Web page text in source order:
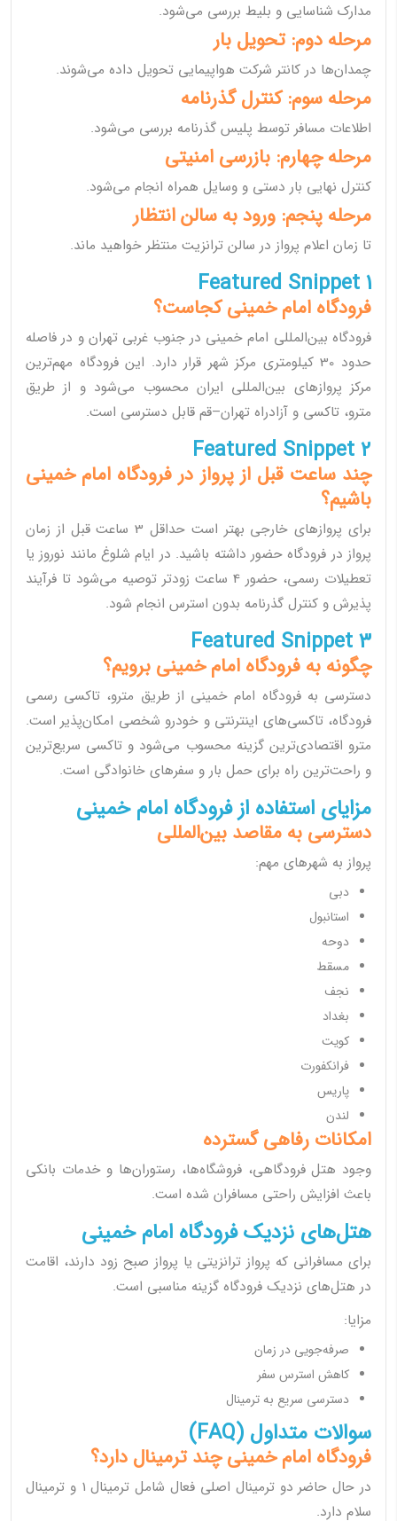
مدارک شناسایی و بلیط بررسی می‌شود.
مرحله دوم: تحویل بار
چمدان‌ها در کانتر شرکت هواپیمایی تحویل داده می‌شوند.
مرحله سوم: کنترل گذرنامه
اطلاعات مسافر توسط پلیس گذرنامه بررسی می‌شود.
مرحله چهارم: بازرسی امنیتی
کنترل نهایی بار دستی و وسایل همراه انجام می‌شود.
مرحله پنجم: ورود به سالن انتظار
تا زمان اعلام پرواز در سالن ترانزیت منتظر خواهید ماند.
Featured Snippet 1
فرودگاه امام خمینی کجاست؟
فرودگاه بین‌المللی امام خمینی در جنوب غربی تهران و در فاصله
حدود 30 کیلومتری مرکز شهر قرار دارد. این فرودگاه مهم‌ترین
مرکز پروازهای بین‌المللی ایران محسوب می‌شود و از طریق
مترو، تاکسی و آزادراه تهران–قم قابل دسترسی است.
Featured Snippet 2
چند ساعت قبل از پرواز در فرودگاه امام خمینی
باشیم؟
برای پروازهای خارجی بهتر است حداقل 3 ساعت قبل از زمان
پرواز در فرودگاه حضور داشته باشید. در ایام شلوغ مانند نوروز یا
تعطیلات رسمی، حضور 4 ساعت زودتر توصیه می‌شود تا فرآیند
پذیرش و کنترل گذرنامه بدون استرس انجام شود.
Featured Snippet 3
چگونه به فرودگاه امام خمینی برویم؟
دسترسی به فرودگاه امام خمینی از طریق مترو، تاکسی رسمی
فرودگاه، تاکسی‌های اینترنتی و خودرو شخصی امکان‌پذیر است.
مترو اقتصادی‌ترین گزینه محسوب می‌شود و تاکسی سریع‌ترین
و راحت‌ترین راه برای حمل بار و سفرهای خانوادگی است.
مزایای استفاده از فرودگاه امام خمینی
دسترسی به مقاصد بین‌المللی
پرواز به شهرهای مهم:
دبی
استانبول
دوحه
مسقط
نجف
بغداد
کویت
فرانکفورت
پاریس
لندن
امکانات رفاهی گسترده
وجود هتل فرودگاهی، فروشگاه‌ها، رستوران‌ها و خدمات بانکی
باعث افزایش راحتی مسافران شده است.
هتل‌های نزدیک فرودگاه امام خمینی
برای مسافرانی که پرواز ترانزیتی یا پرواز صبح زود دارند، اقامت
در هتل‌های نزدیک فرودگاه گزینه مناسبی است.
مزایا:
صرفه‌جویی در زمان
کاهش استرس سفر
دسترسی سریع به ترمینال
سوالات متداول (FAQ)
فرودگاه امام خمینی چند ترمینال دارد؟
در حال حاضر دو ترمینال اصلی فعال شامل ترمینال 1 و ترمینال
سلام دارد.